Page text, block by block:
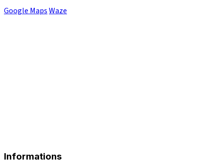
Google MapsWaze
Informations